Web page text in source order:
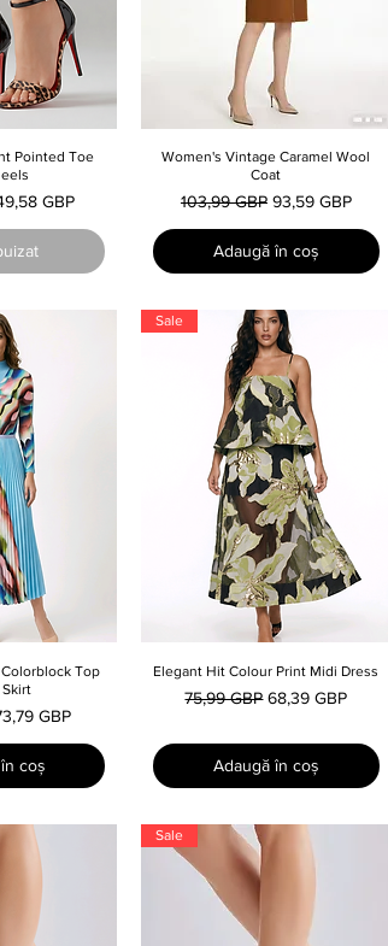
Pointed Toe
redus
GBP
Afișare rapidă
Women's Vintage Caramel Wool
Coat
Preț normal
103,99 GBP Preț redus
93,59 GBP
Adaugă în coș
Top
redus
GBP
coș
Afișare rapidă
Sale
Elegant Hit Colour Print Midi Dress
Preț normal
75,99 GBP Preț redus
68,39 GBP
Adaugă în coș
Sale